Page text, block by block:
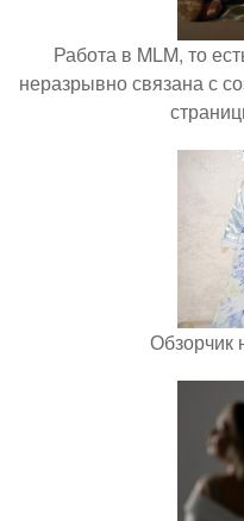
Работа в MLM, то
неразрывно связана с
Обзорчик